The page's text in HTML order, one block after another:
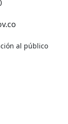
al público